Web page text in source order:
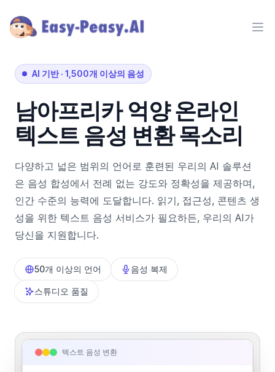
AI 기반· 1,500개 이상의 음성
남아프리카 억양 온라인
텍스트 음성 변환 목소리
다양하고 넓은 범위의 언어로 훈련된 우리의 AI 솔루션
은 음성 합성에서 전례 없는 강도와 정확성을 제공하며,
인간 수준의 능력에 도달합니다. 읽기, 접근성, 콘텐츠 생
성을 위한 텍스트 음성 서비스가 필요하든, 우리의 AI가
당신을 지원합니다.
50개 이상의 언어 음성 복제
스튜디오 품질
텍스트 음성 변환